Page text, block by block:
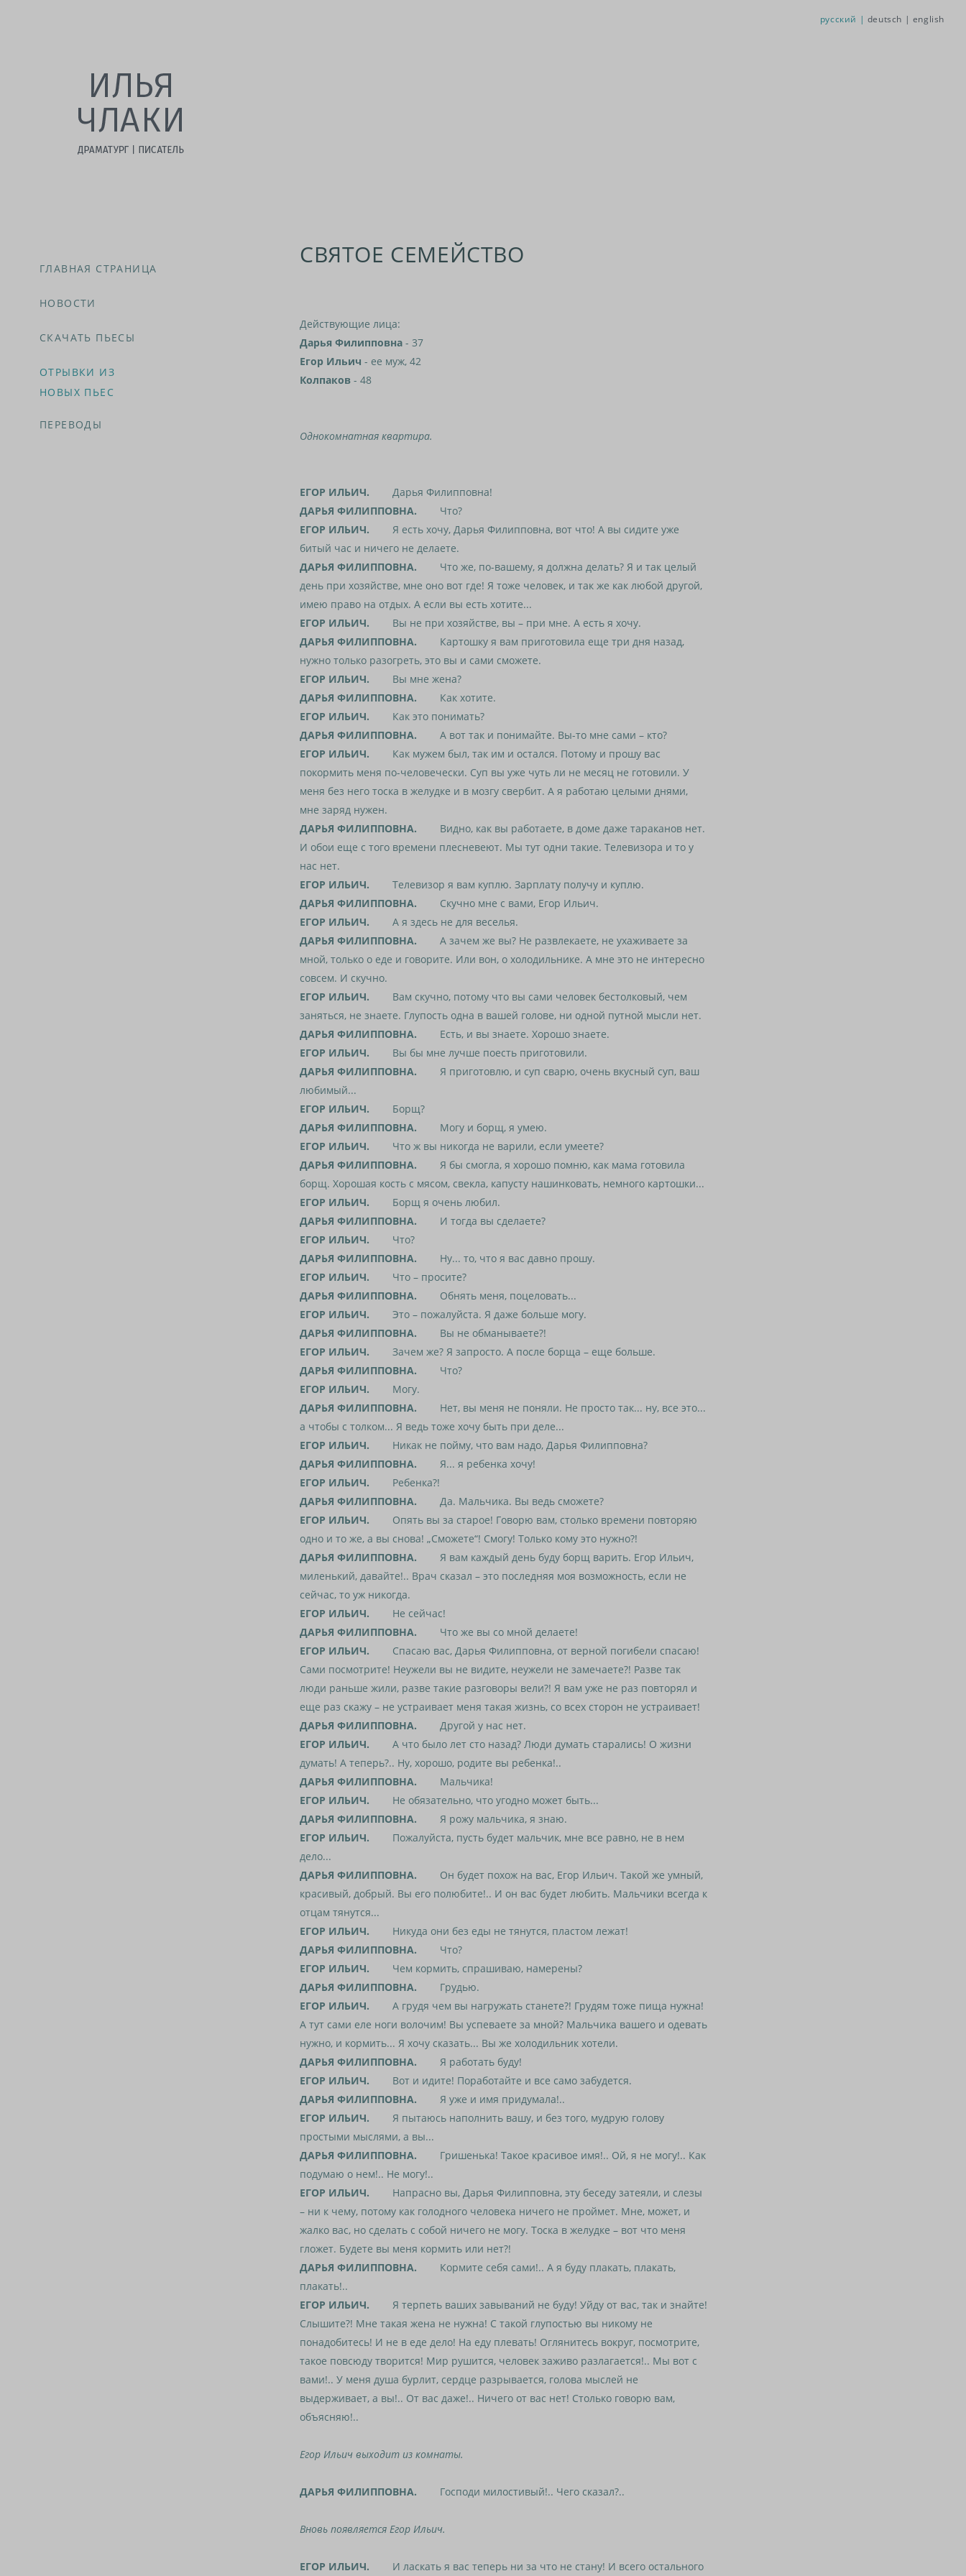
русский | deutsch | english
ГЛАВНАЯ СТРАНИЦА
НОВОСТИ
СКАЧАТЬ ПЬЕСЫ
ОТРЫВКИ ИЗ
НОВЫХ ПЬЕС
ПЕРЕВОДЫ
СВЯТОЕ СЕМЕЙСТВО
Действующие лица:
Дарья Филипповна - 37
Егор Ильич - ее муж, 42
Колпаков - 48
Однокомнатная квартира.
ЕГОР ИЛЬИЧ. Дарья Филипповна!
ДАРЬЯ ФИЛИППОВНА. Что?
ЕГОР ИЛЬИЧ. Я есть хочу, Дарья Филипповна, вот что! А вы сидите уже
битый час и ничего не делаете.
ДАРЬЯ ФИЛИППОВНА. Что же, по-вашему, я должна делать? Я и так целый
день при хозяйстве, мне оно вот где! Я тоже человек, и так же как любой другой,
имею право на отдых. А если вы есть хотите...
ЕГОР ИЛЬИЧ. Вы не при хозяйстве, вы – при мне. А есть я хочу.
ДАРЬЯ ФИЛИППОВНА. Картошку я вам приготовила еще три дня назад,
нужно только разогреть, это вы и сами сможете.
ЕГОР ИЛЬИЧ. Вы мне жена?
ДАРЬЯ ФИЛИППОВНА. Как хотите.
ЕГОР ИЛЬИЧ. Как это понимать?
ДАРЬЯ ФИЛИППОВНА. А вот так и понимайте. Вы-то мне сами – кто?
ЕГОР ИЛЬИЧ. Как мужем был, так им и остался. Потому и прошу вас
покормить меня по-человечески. Суп вы уже чуть ли не месяц не готовили. У
меня без него тоска в желудке и в мозгу свербит. А я работаю целыми днями,
мне заряд нужен.
ДАРЬЯ ФИЛИППОВНА. Видно, как вы работаете, в доме даже тараканов нет.
И обои еще с того времени плесневеют. Мы тут одни такие. Телевизора и то у
нас нет.
ЕГОР ИЛЬИЧ. Телевизор я вам куплю. Зарплату получу и куплю.
ДАРЬЯ ФИЛИППОВНА. Скучно мне с вами, Егор Ильич.
ЕГОР ИЛЬИЧ. А я здесь не для веселья.
ДАРЬЯ ФИЛИППОВНА. А зачем же вы? Не развлекаете, не ухаживаете за
мной, только о еде и говорите. Или вон, о холодильнике. А мне это не интересно
совсем. И скучно.
ЕГОР ИЛЬИЧ. Вам скучно, потому что вы сами человек бестолковый, чем
заняться, не знаете. Глупость одна в вашей голове, ни одной путной мысли нет.
ДАРЬЯ ФИЛИППОВНА. Есть, и вы знаете. Хорошо знаете.
ЕГОР ИЛЬИЧ. Вы бы мне лучше поесть приготовили.
ДАРЬЯ ФИЛИППОВНА. Я приготовлю, и суп сварю, очень вкусный суп, ваш
любимый...
ЕГОР ИЛЬИЧ. Борщ?
ДАРЬЯ ФИЛИППОВНА. Могу и борщ, я умею.
ЕГОР ИЛЬИЧ. Что ж вы никогда не варили, если умеете?
ДАРЬЯ ФИЛИППОВНА. Я бы смогла, я хорошо помню, как мама готовила
борщ. Хорошая кость с мясом, свекла, капусту нашинковать, немного картошки...
ЕГОР ИЛЬИЧ. Борщ я очень любил.
ДАРЬЯ ФИЛИППОВНА. И тогда вы сделаете?
ЕГОР ИЛЬИЧ. Что?
ДАРЬЯ ФИЛИППОВНА. Ну... то, что я вас давно прошу.
ЕГОР ИЛЬИЧ. Что – просите?
ДАРЬЯ ФИЛИППОВНА. Обнять меня, поцеловать...
ЕГОР ИЛЬИЧ. Это – пожалуйста. Я даже больше могу.
ДАРЬЯ ФИЛИППОВНА. Вы не обманываете?!
ЕГОР ИЛЬИЧ. Зачем же? Я запросто. А после борща – еще больше.
ДАРЬЯ ФИЛИППОВНА. Что?
ЕГОР ИЛЬИЧ. Могу.
ДАРЬЯ ФИЛИППОВНА. Нет, вы меня не поняли. Не просто так... ну, все это...
а чтобы с толком... Я ведь тоже хочу быть при деле...
ЕГОР ИЛЬИЧ. Никак не пойму, что вам надо, Дарья Филипповна?
ДАРЬЯ ФИЛИППОВНА. Я... я ребенка хочу!
ЕГОР ИЛЬИЧ. Ребенка?!
ДАРЬЯ ФИЛИППОВНА. Да. Мальчика. Вы ведь сможете?
ЕГОР ИЛЬИЧ. Опять вы за старое! Говорю вам, столько времени повторяю
одно и то же, а вы снова! „Сможете“! Смогу! Только кому это нужно?!
ДАРЬЯ ФИЛИППОВНА. Я вам каждый день буду борщ варить. Егор Ильич,
миленький, давайте!.. Врач сказал – это последняя моя возможность, если не
сейчас, то уж никогда.
ЕГОР ИЛЬИЧ. Не сейчас!
ДАРЬЯ ФИЛИППОВНА. Что же вы со мной делаете!
ЕГОР ИЛЬИЧ. Спасаю вас, Дарья Филипповна, от верной погибели спасаю!
Сами посмотрите! Неужели вы не видите, неужели не замечаете?! Разве так
люди раньше жили, разве такие разговоры вели?! Я вам уже не раз повторял и
еще раз скажу – не устраивает меня такая жизнь, со всех сторон не устраивает!
ДАРЬЯ ФИЛИППОВНА. Другой у нас нет.
ЕГОР ИЛЬИЧ. А что было лет сто назад? Люди думать старались! О жизни
думать! А теперь?.. Ну, хорошо, родите вы ребенка!..
ДАРЬЯ ФИЛИППОВНА. Мальчика!
ЕГОР ИЛЬИЧ. Не обязательно, что угодно может быть...
ДАРЬЯ ФИЛИППОВНА. Я рожу мальчика, я знаю.
ЕГОР ИЛЬИЧ. Пожалуйста, пусть будет мальчик, мне все равно, не в нем
дело...
ДАРЬЯ ФИЛИППОВНА. Он будет похож на вас, Егор Ильич. Такой же умный,
красивый, добрый. Вы его полюбите!.. И он вас будет любить. Мальчики всегда к
отцам тянутся...
ЕГОР ИЛЬИЧ. Никуда они без еды не тянутся, пластом лежат!
ДАРЬЯ ФИЛИППОВНА. Что?
ЕГОР ИЛЬИЧ. Чем кормить, спрашиваю, намерены?
ДАРЬЯ ФИЛИППОВНА. Грудью.
ЕГОР ИЛЬИЧ. А грудя чем вы нагружать станете?! Грудям тоже пища нужна!
А тут сами еле ноги волочим! Вы успеваете за мной? Мальчика вашего и одевать
нужно, и кормить... Я хочу сказать... Вы же холодильник хотели.
ДАРЬЯ ФИЛИППОВНА. Я работать буду!
ЕГОР ИЛЬИЧ. Вот и идите! Поработайте и все само забудется.
ДАРЬЯ ФИЛИППОВНА. Я уже и имя придумала!..
ЕГОР ИЛЬИЧ. Я пытаюсь наполнить вашу, и без того, мудрую голову
простыми мыслями, а вы...
ДАРЬЯ ФИЛИППОВНА. Гришенька! Такое красивое имя!.. Ой, я не могу!.. Как
подумаю о нем!.. Не могу!..
ЕГОР ИЛЬИЧ. Напрасно вы, Дарья Филипповна, эту беседу затеяли, и слезы
– ни к чему, потому как голодного человека ничего не проймет. Мне, может, и
жалко вас, но сделать с собой ничего не могу. Тоска в желудке – вот что меня
гложет. Будете вы меня кормить или нет?!
ДАРЬЯ ФИЛИППОВНА. Кормите себя сами!.. А я буду плакать, плакать,
плакать!..
ЕГОР ИЛЬИЧ. Я терпеть ваших завываний не буду! Уйду от вас, так и знайте!
Слышите?! Мне такая жена не нужна! С такой глупостью вы никому не
понадобитесь! И не в еде дело! На еду плевать! Оглянитесь вокруг, посмотрите,
такое повсюду творится! Мир рушится, человек заживо разлагается!.. Мы вот с
вами!.. У меня душа бурлит, сердце разрывается, голова мыслей не
выдерживает, а вы!.. От вас даже!.. Ничего от вас нет! Столько говорю вам,
объясняю!..
Егор Ильич выходит из комнаты.
ДАРЬЯ ФИЛИППОВНА. Господи милостивый!.. Чего сказал?..
Вновь появляется Егор Ильич.
ЕГОР ИЛЬИЧ. И ласкать я вас теперь ни за что не стану! И всего остального